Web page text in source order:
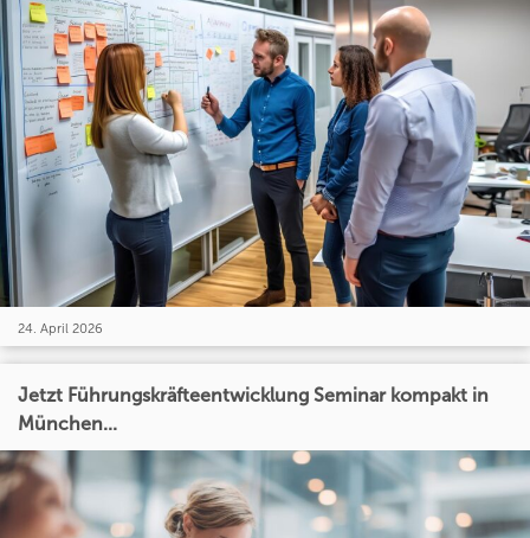
24. April 2026
Jetzt Führungskräfteentwicklung Seminar kompakt in
München...